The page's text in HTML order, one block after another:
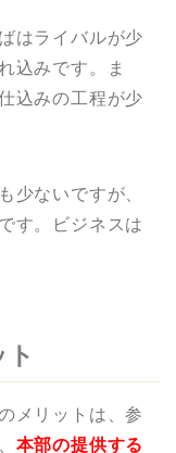
はライバルが少
込みです。ま
込みの工程が少
少ないですが、
す。ビジネスは
メリットは、参
本部の提供する